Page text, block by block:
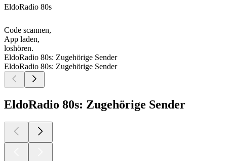
EldoRadio 80s
Code scannen,
App laden,
loshören.
EldoRadio 80s: Zugehörige Sender
EldoRadio 80s: Zugehörige Sender
EldoRadio 80s: Zugehörige Sender